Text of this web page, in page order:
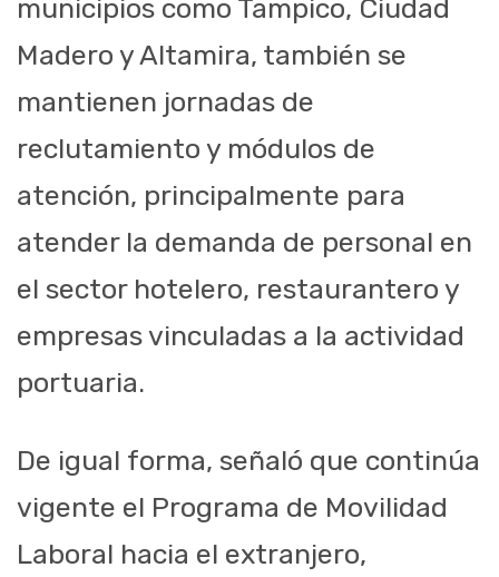
municipios como Tampico, Ciudad
Madero y Altamira, también se
mantienen jornadas de
reclutamiento y módulos de
atención, principalmente para
atender la demanda de personal en
el sector hotelero, restaurantero y
empresas vinculadas a la actividad
portuaria.
De igual forma, señaló que continúa
vigente el Programa de Movilidad
Laboral hacia el extranjero,